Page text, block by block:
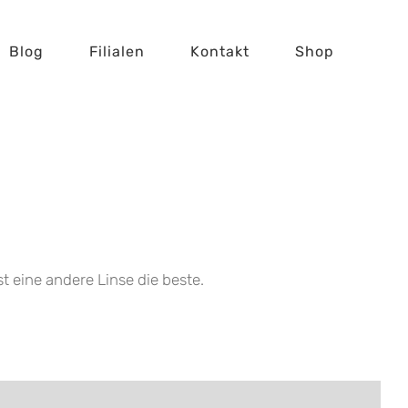
Blog Filialen Kontakt Shop
eine andere Linse die beste.